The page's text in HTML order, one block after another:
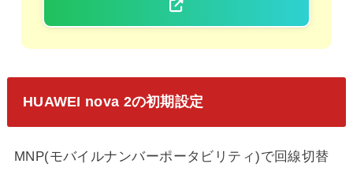
HUAWEI nova 2の初期設定
MNP(モバイルナンバーポータビリティ)で回線切替